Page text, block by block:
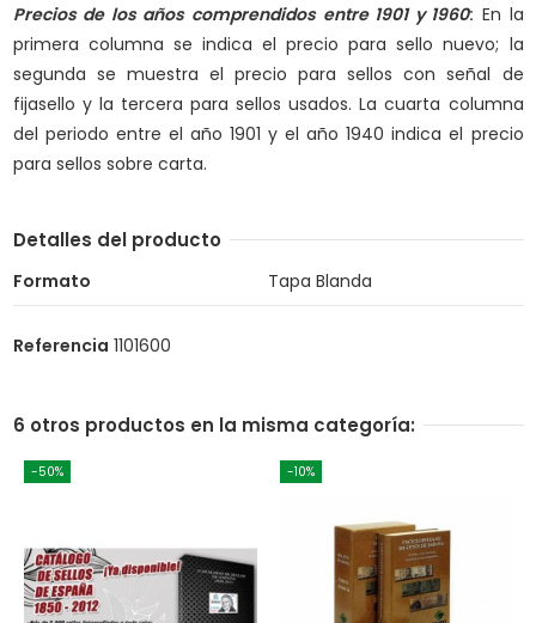
Precios de los años comprendidos entre 1901 y 1960: En la
primera columna se indica el precio para sello nuevo; la
segunda se muestra el precio para sellos con señal de
fijasello y la tercera para sellos usados. La cuarta columna
del periodo entre el año 1901 y el año 1940 indica el precio
para sellos sobre carta.
Detalles del producto
Formato Tapa Blanda
Referencia 1101600
6 otros productos en la misma categoría:
-50% -10%